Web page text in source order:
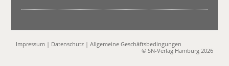
Impressum | Datenschutz |Allgemeine Geschäftsbedingungen
© SN-Verlag Hamburg 2026